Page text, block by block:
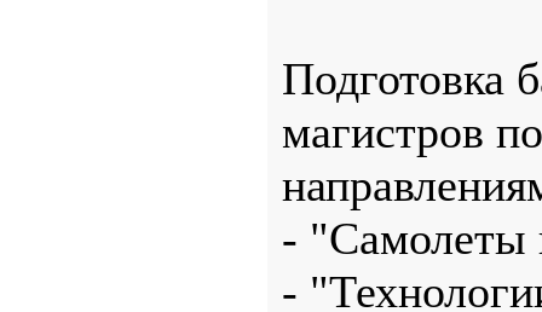
Подготовка
магистров
- "Самолеты
-